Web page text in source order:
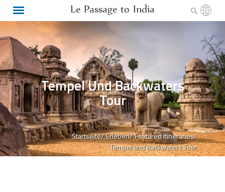
Le Passage to India
Startseite/Erleben/Featured Itineraries/
Tempel und Backwaters Tour
Tempel Und Backwaters
Tour